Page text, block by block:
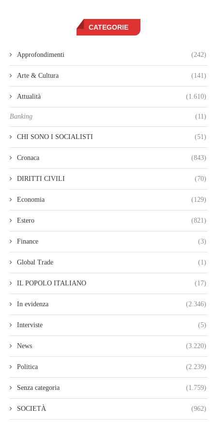
CATEGORIE
Approfondimenti (242)
Arte & Cultura (141)
Attualità (1.610)
Banking (11)
CHI SONO I SOCIALISTI (51)
Cronaca (843)
DIRITTI CIVILI (70)
Economia (129)
Estero (821)
Finance (3)
Global Trade (1)
IL POPOLO ITALIANO (17)
In evidenza (2.346)
Interviste (5)
News (3.220)
Politica (2.239)
Senza categoria (1.759)
SOCIETÀ (962)